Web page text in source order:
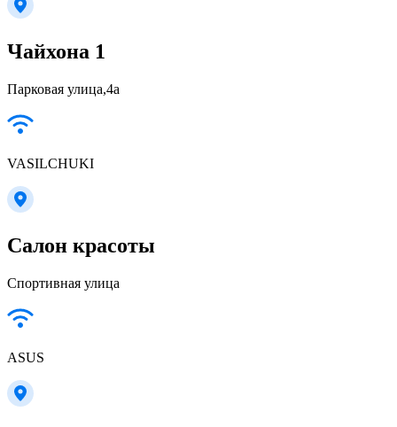
Чайхона 1
Парковая улица,4а
VASILCHUKI
Салон красоты
Спортивная улица
ASUS